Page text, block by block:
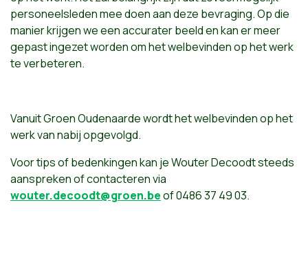
personeelsleden mee doen aan deze bevraging. Op die
manier krijgen we een accurater beeld en kan er meer
gepast ingezet worden om het welbevinden op het werk
te verbeteren.
Vanuit Groen Oudenaarde wordt het welbevinden op het
werk van nabij opgevolgd.
Voor tips of bedenkingen kan je Wouter Decoodt steeds
aanspreken of contacteren via
wouter.decoodt@groen.beof 0486 37 49 03.